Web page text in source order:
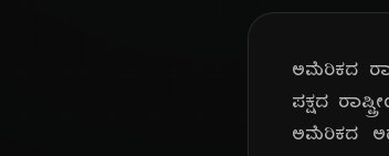
ಅಮೆರಿಕದ
ಪಕ್ಷದ
ಅಮೆರಿಕದ